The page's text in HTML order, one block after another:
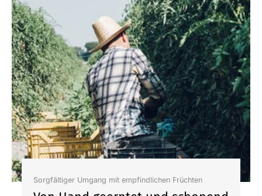
Sorgfältiger Umgang mit empfindlichen Früchten